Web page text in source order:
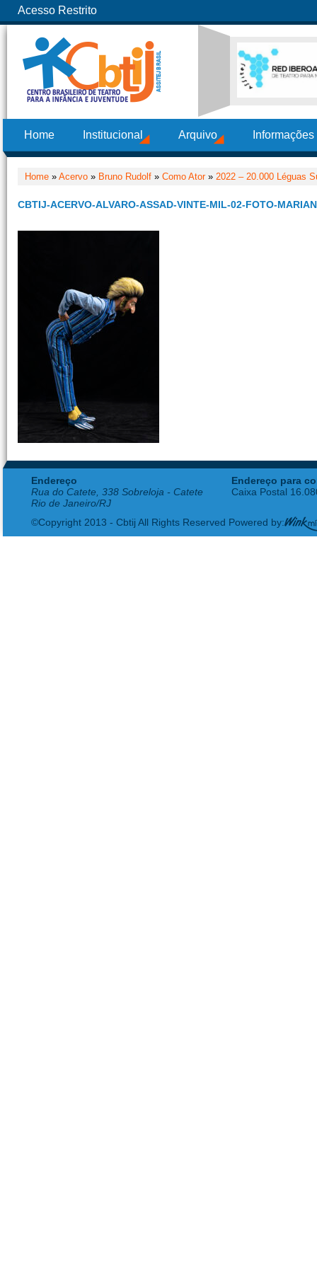
Acesso Restrito
Home Institucional Arquivo
Home » Acervo » Bruno Rudolf » Como Ator» 2022 – 20.000 Léguas
CBTIJ-ACERVO-ALVARO-ASSAD-VINTE-MIL-02-FOTO-
Endereço
Rua do Catete, 338 Sobreloja - Catete
Rio de Janeiro/RJ
Endereço para
Caixa Postal
©Copyright 2013 - Cbtij All Rights Reserved Powered by: